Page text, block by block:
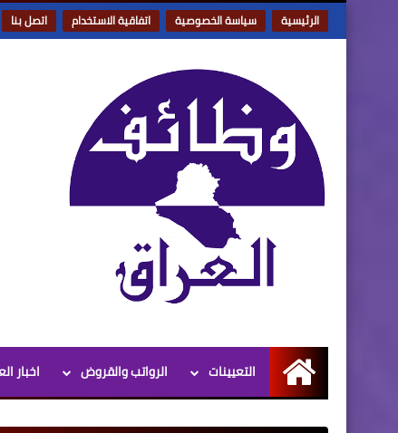
الرئيسية سياسة الخصوصية اتفاقية الاستخدام اتصل بنا
الرئيسية
التعيينات الرواتب والقروض اخبار